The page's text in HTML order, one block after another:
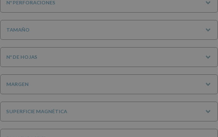
Nº PERFORACIONES
TAMAÑO
Nº DE HOJAS
MARGEN
SUPERFICIE MAGNÉTICA